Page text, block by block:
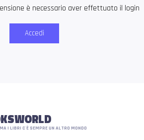
è necessario aver effettuato il login
Accedi
I LIBRI C'È SEMPRE UN ALTRO MONDO